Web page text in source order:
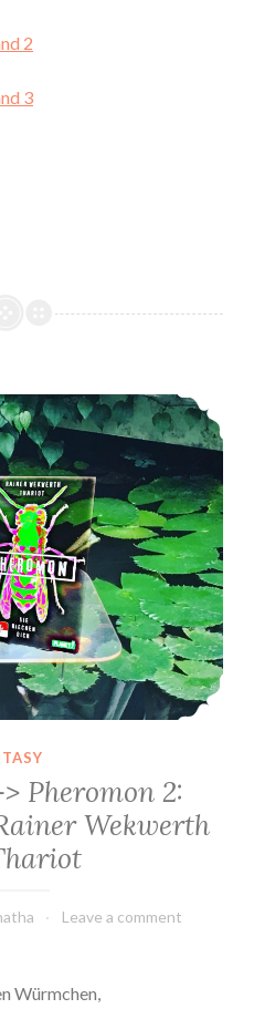
2
3
*Rezension* -> Pheromon 2: Pheromon von Rainer Wekwerth und Thariot
Pheromon 2:
Wekwerth
Leave a comment
Würmchen,